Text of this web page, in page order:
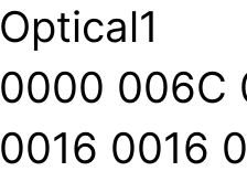
Optical1
0000 006C
0016 0016